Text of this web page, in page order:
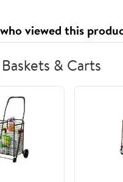
viewed this
& Carts